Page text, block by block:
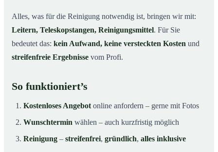
Alles, was für die Reinigung notwendig ist, bringen wir mit:
Leitern, Teleskopstangen, Reinigungsmittel. Für Sie
bedeutet das: kein Aufwand, keine versteckten Kosten und
streifenfreie Ergebnisse vom Profi.
So funktioniert’s
Kostenloses Angebot online anfordern – gerne mit Fotos
Wunschtermin wählen – auch kurzfristig möglich
Reinigung – streifenfrei, gründlich, alles inklusive